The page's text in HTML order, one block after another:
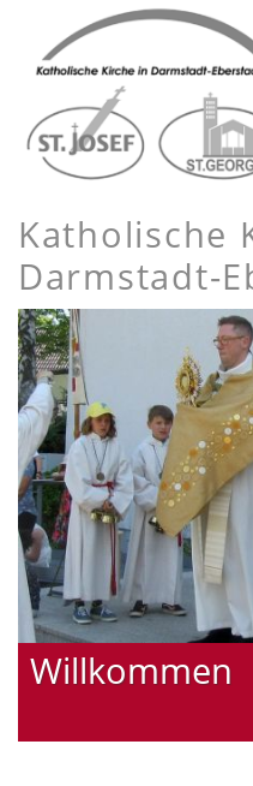
Katholische
Darmstadt-
Willkommen